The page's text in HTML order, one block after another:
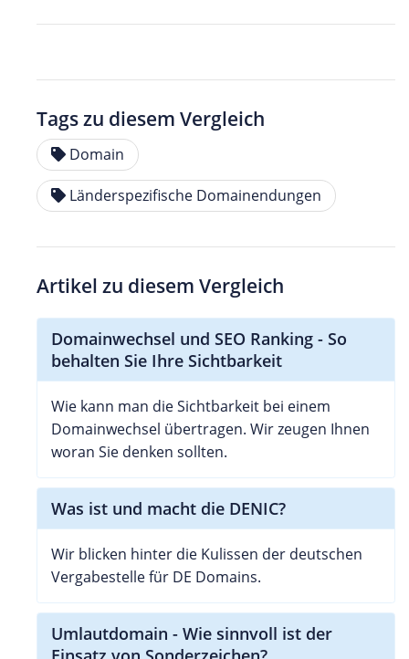
Tags zu diesem Vergleich
Domain
Länderspezifische Domainendungen
Artikel zu diesem Vergleich
Domainwechsel und SEO Ranking - So
behalten Sie Ihre Sichtbarkeit
Wie kann man die Sichtbarkeit bei einem
Domainwechsel übertragen. Wir zeugen Ihnen
woran Sie denken sollten.
Was ist und macht die DENIC?
Wir blicken hinter die Kulissen der deutschen
Vergabestelle für DE Domains.
Umlautdomain - Wie sinnvoll ist der